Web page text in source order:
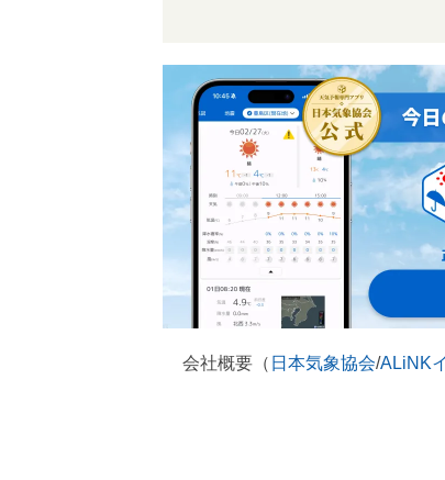
会社概要（ 日本気象協会/ALiNK